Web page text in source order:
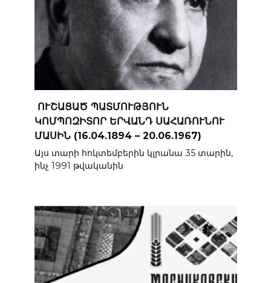
ՈՒՇԱՑԱԾ ՊԱՏՄՈՒԹՅՈՒՆ
ԿՈՄՊՈԶԻՏՈՐ ԵՐՎԱՆԴ ՍԱՀԱՌՈՒՆՈՒ
ՄԱՍԻՆ (16.04.1894 – 20.06.1967)
Այս տարի հոկտեմբերին կլրանա 35 տարին,
ինչ 1991 թվականին